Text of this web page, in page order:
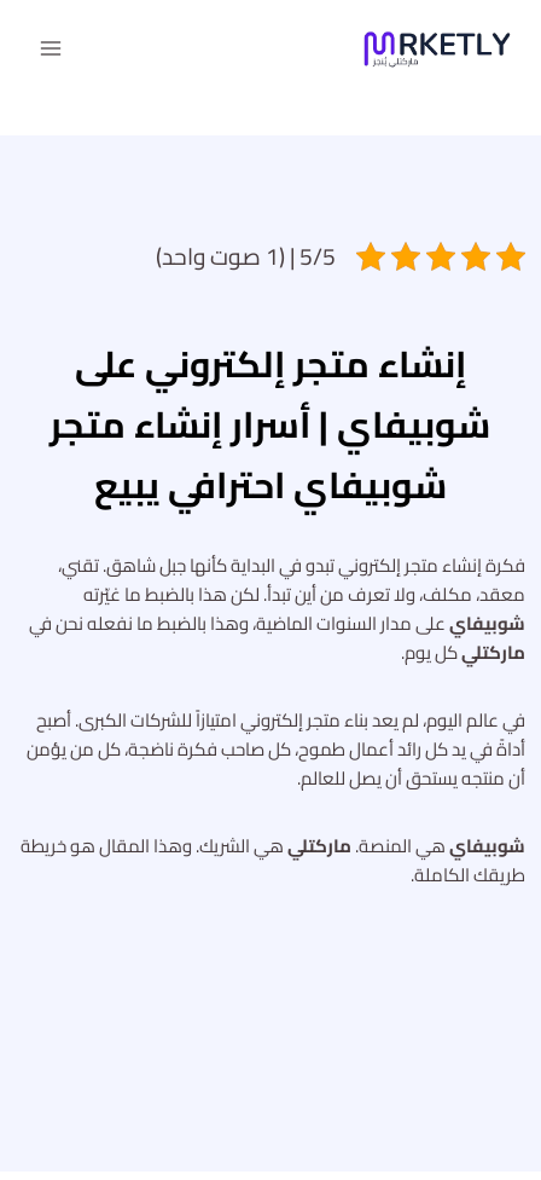
5/5 | (1 صوت واحد)
إنشاء متجر إلكتروني على
شوبيفاي|أسرار إنشاء متجر
شوبيفاي احترافي يبيع
فكرة إنشاء متجر إلكتروني تبدو في البداية كأنها جبل شاهق. تقني،
معقد، مكلف، ولا تعرف من أين تبدأ. لكن هذا بالضبط ما غيّرته
شوبيفايعلى مدار السنوات الماضية، وهذا بالضبط ما نفعله نحن في
ماركتليكل يوم.
في عالم اليوم، لم يعد بناء متجر إلكتروني امتيازاً للشركات الكبرى. أصبح
أداةً في يد كل رائد أعمال طموح، كل صاحب فكرة ناضجة، كل من يؤمن
أن منتجه يستحق أن يصل للعالم.
شوبيفايهي المنصة.ماركتليهي الشريك. وهذا المقال هو خريطة
طريقك الكاملة.